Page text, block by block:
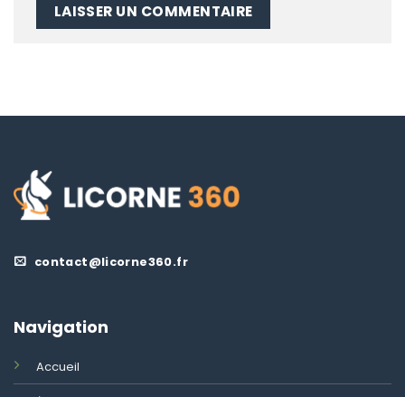
contact@licorne360.fr
Navigation
Accueil